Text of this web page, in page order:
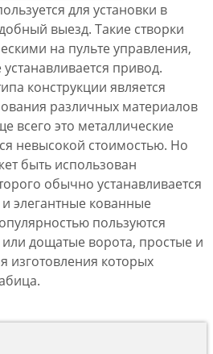
для установки в
выезд. Такие створки
на пульте управления,
привод.
конструкции является
различных материалов
всего это металлические
невысокой стоимостью. Но
быть использован
обычно устанавливается
элегантные кованные
пользуются
дощатые ворота, простые и
изготовления которых